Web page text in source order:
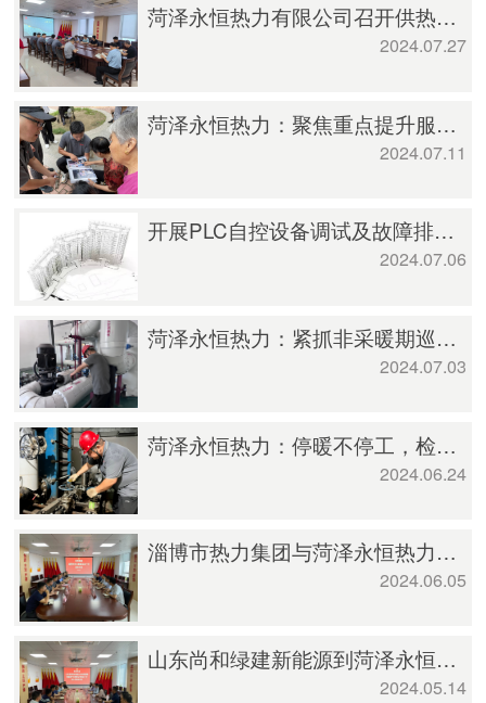
菏泽永恒热力有限公司召开供热研判分析会
2024.07.27
菏泽永恒热力：聚焦重点提升服务水平，供热保障持续再发力
2024.07.11
开展PLC自控设备调试及故障排除专项技能培训
2024.07.06
菏泽永恒热力：紧抓非采暖期巡查维修改造，不断提升供热服务质效
2024.07.03
菏泽永恒热力：停暖不停工，检修工作有序进行
2024.06.24
淄博市热力集团与菏泽永恒热力开展座谈交流
2024.06.05
山东尚和绿建新能源到菏泽永恒热力座谈交流
2024.05.14